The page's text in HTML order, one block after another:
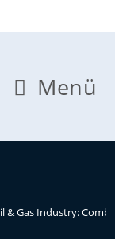
Menü
Gas Industry: